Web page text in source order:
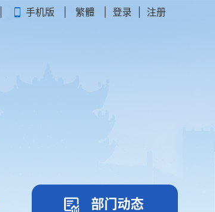
手机版 繁體 登录 注册
部门动态